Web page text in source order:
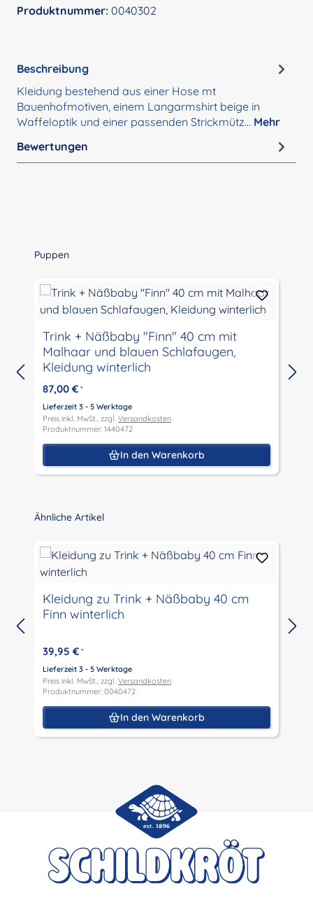
Produktnummer: 0040302
Beschreibung
Kleidung bestehend aus einer Hose mt
Bauenhofmotiven, einem Langarmshirt beige in
Waffeloptik und einer passenden Strickmütz… Mehr
Bewertungen
Produktgalerie überspringen
Puppen
Trink + Näßbaby "Finn" 40 cm mit
Malhaar und blauen Schlafaugen,
Kleidung winterlich
87,00 € *
Lieferzeit 3 - 5 Werktage
Preis inkl. MwSt., zzgl. Versandkosten
Produktnummer: 1440472
In den Warenkorb
Produktgalerie überspringen
Ähnliche Artikel
Kleidung zu Trink + Näßbaby 40 cm
Finn winterlich
39,95 € *
Lieferzeit 3 - 5 Werktage
Preis inkl. MwSt., zzgl. Versandkosten
Produktnummer: 0040472
In den Warenkorb